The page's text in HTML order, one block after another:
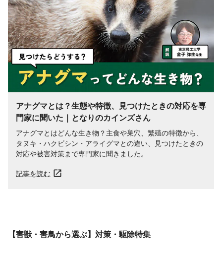
アナグマとは？生態や特徴、見つけたときの対応を専
門家に聞いた｜となりのカインズさん
アナグマとはどんな生き物？主食や巣穴、繁殖の特徴から、
タヌキ・ハクビシン・アライグマとの違い、見つけたときの
対応や被害対策まで専門家に聞きました。
記事を読む
【害獣・害鳥から​選ぶ】対策・駆除特集